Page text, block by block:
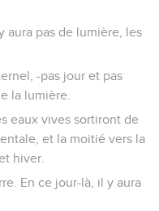
aura pas de lumière, les
-pas jour et pas
la lumière.
eaux vives sortiront de
et la moitié vers la
hiver.
En ce jour-là, il y aura